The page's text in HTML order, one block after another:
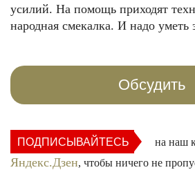
усилий. На помощь приходят
народная смекалка. И надо уметь
Обсудить
ПОДПИСЫВАЙТЕСЬ на наш
Яндекс.Дзен, чтобы ничего не